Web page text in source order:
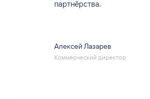
партнёрства.
Алексей Лазарев
Коммерческий директор